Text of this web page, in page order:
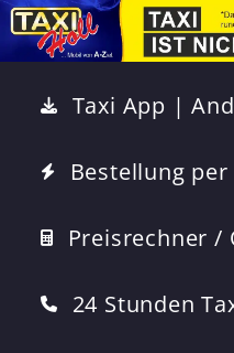
Taxi App |
Bestellung
Preisrechner /
24 Stunden